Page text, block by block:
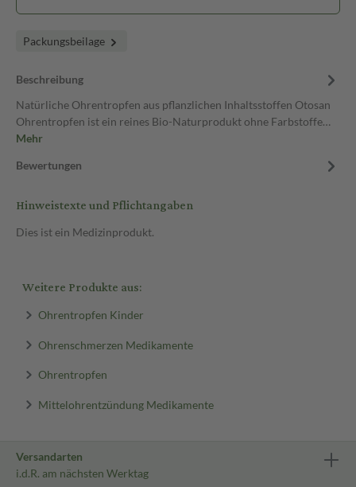
Packungsbeilage
Beschreibung
Natürliche Ohrentropfen aus pflanzlichen Inhaltsstoffen Otosan
Ohrentropfen ist ein reines Bio-Naturprodukt ohne Farbstoffe…
Mehr
Bewertungen
Hinweistexte und Pflichtangaben
Dies ist ein Medizinprodukt.
Weitere Produkte aus:
Ohrentropfen Kinder
Ohrenschmerzen Medikamente
Ohrentropfen
Mittelohrentzündung Medikamente
Versandarten
i.d.R. am nächsten Werktag